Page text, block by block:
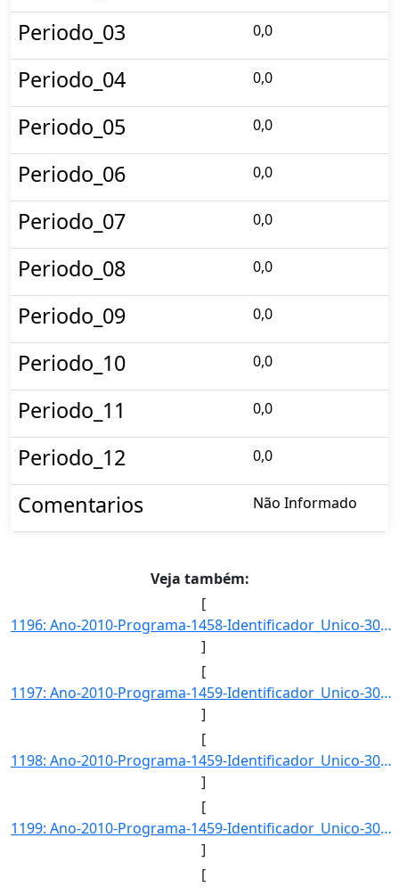
Periodo_03 0,0
Periodo_04 0,0
Periodo_05 0,0
Periodo_06 0,0
Periodo_07 0,0
Periodo_08 0,0
Periodo_09 0,0
Periodo_10 0,0
Periodo_11 0,0
Periodo_12 0,0
Comentarios Não Informado
Veja também:
[
1196: Ano-2010-Programa-1458-Identificador_Unico-3048-Descricao-Capacidade_de_Carga_dos_Terminais_no_Vetor]
]
[
1197: Ano-2010-Programa-1459-Identificador_Unico-3049-Descricao-Capacidade_de_Carga_dos_Terminais_no_Vetor]
]
[
1198: Ano-2010-Programa-1459-Identificador_Unico-3050-Descricao-Fluxo_Maximo_de_Veiculos_por_Rodovia_no_Ve]
]
[
1199: Ano-2010-Programa-1459-Identificador_Unico-3051-Descricao-Tempo_Medio_de_Espera_para_Transbordo_no_V]
]
[